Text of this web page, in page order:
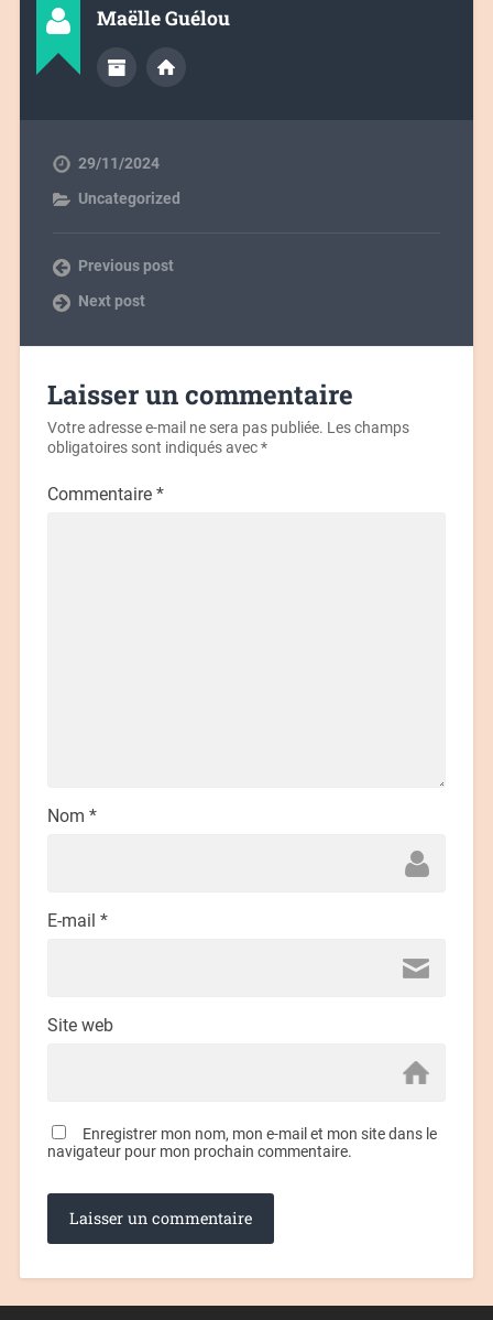
Maëlle Guélou
29/11/2024
Uncategorized
Previous post
Next post
Laisser un commentaire
Votre adresse e-mail ne sera pas publiée. Les champs
obligatoires sont indiqués avec*
Commentaire *
Nom *
E-mail *
Site web
Enregistrer mon nom, mon e-mail et mon site dans le
navigateur pour mon prochain commentaire.